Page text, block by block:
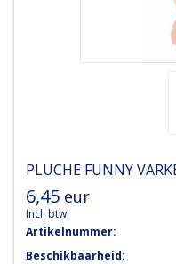
PLUCHE FUNNY
6,45 eur
Incl. btw
Artikelnummer:
Beschikbaarheid: